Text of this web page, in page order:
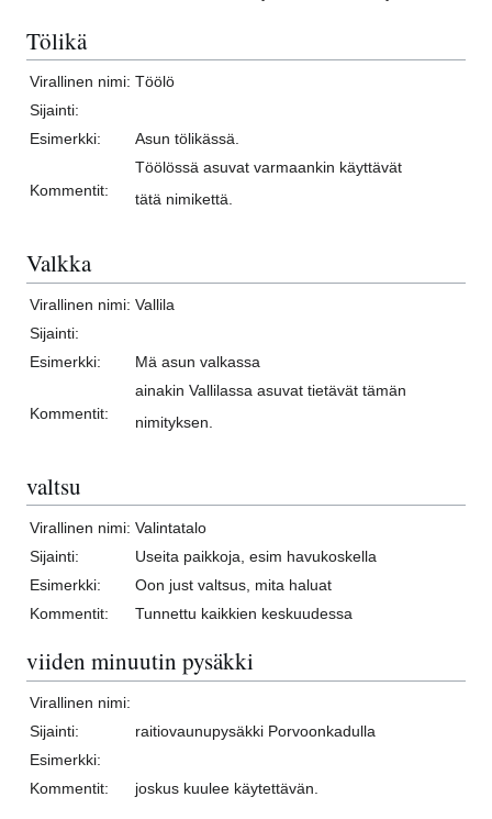
Tölikä
Virallinen nimi: Töölö
Sijainti:
Esimerkki:
Asun tölikässä.
Kommentit:
Töölössä asuvat varmaankin käyttävät
tätä nimikettä.
Valkka
Virallinen nimi: Vallila
Sijainti:
Esimerkki:
Mä asun valkassa
Kommentit:
ainakin Vallilassa asuvat tietävät tämän
nimityksen.
valtsu
Virallinen nimi: Valintatalo
Sijainti:
Useita paikkoja, esim havukoskella
Esimerkki:
Oon just valtsus, mita haluat
Kommentit:
Tunnettu kaikkien keskuudessa
viiden minuutin pysäkki
Virallinen nimi:
Sijainti:
raitiovaunupysäkki Porvoonkadulla
Esimerkki:
Kommentit:
joskus kuulee käytettävän.